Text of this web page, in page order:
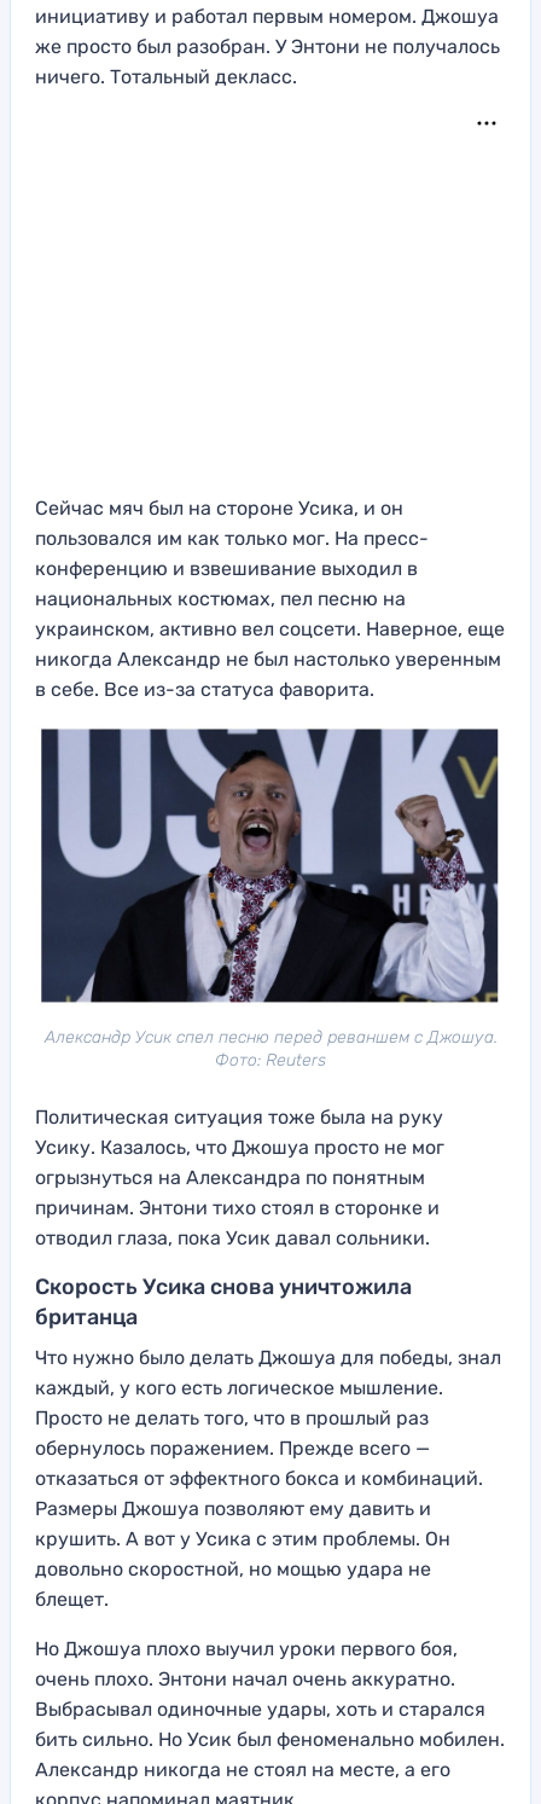
инициативу и работал первым номером. Джошуа
же просто был разобран. У Энтони не получалось
ничего. Тотальный декласс.
Сейчас мяч был на стороне Усика, и он
пользовался им как только мог. На пресс-
конференцию и взвешивание выходил в
национальных костюмах, пел песню на
украинском, активно вел соцсети. Наверное, еще
никогда Александр не был настолько уверенным
в себе. Все из-за статуса фаворита.
Александр Усик спел песню перед реваншем с Джошуа.
Фото: Reuters
Политическая ситуация тоже была на руку
Усику. Казалось, что Джошуа просто не мог
огрызнуться на Александра по понятным
причинам. Энтони тихо стоял в сторонке и
отводил глаза, пока Усик давал сольники.
Скорость Усика снова уничтожила
британца
Что нужно было делать Джошуа для победы, знал
каждый, у кого есть логическое мышление.
Просто не делать того, что в прошлый раз
обернулось поражением. Прежде всего —
отказаться от эффектного бокса и комбинаций.
Размеры Джошуа позволяют ему давить и
крушить. А вот у Усика с этим проблемы. Он
довольно скоростной, но мощью удара не
блещет.
Но Джошуа плохо выучил уроки первого боя,
очень плохо. Энтони начал очень аккуратно.
Выбрасывал одиночные удары, хоть и старался
бить сильно. Но Усик был феноменально мобилен.
Александр никогда не стоял на месте, а его